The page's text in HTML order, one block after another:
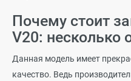
Почему стоит
V20: несколько
Данная модель имеет
качество. Ведь